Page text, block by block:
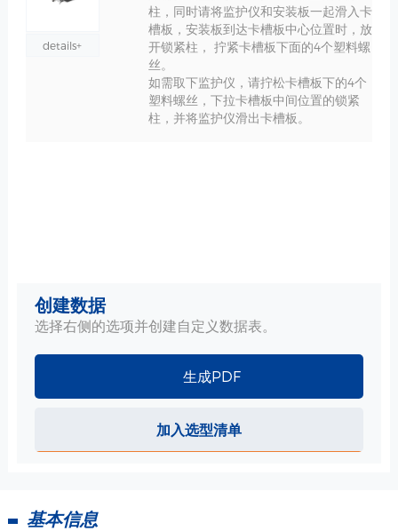
details+
柱，同时请将监护仪和安装板一起滑入卡
槽板，安装板到达卡槽板中心位置时，放
开锁紧柱， 拧紧卡槽板下面的4个塑料螺
丝。
如需取下监护仪，请拧松卡槽板下的4个
塑料螺丝，下拉卡槽板中间位置的锁紧
柱，并将监护仪滑出卡槽板。
创建数据
选择右侧的选项并创建自定义数据表。
生成PDF
加入选型清单
基本信息